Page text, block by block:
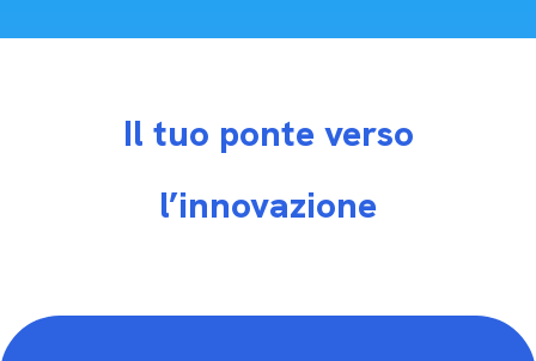
Il tuo ponte verso
l’innovazione